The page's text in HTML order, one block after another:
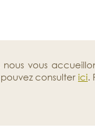
vous
consulter ici.